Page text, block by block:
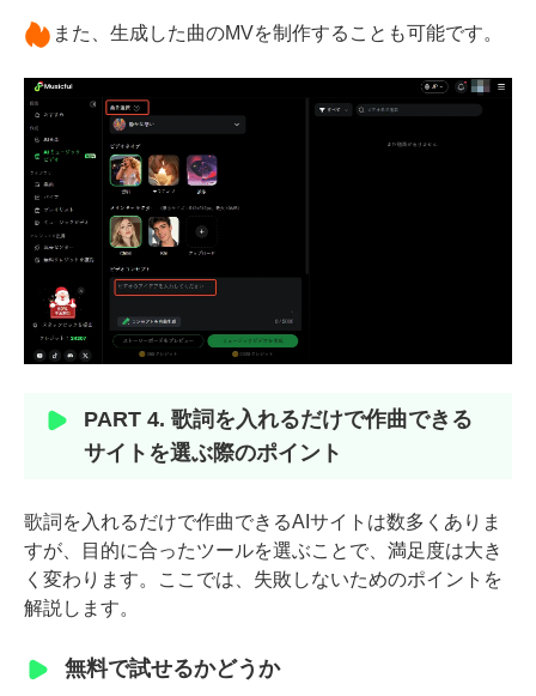
また、生成した曲のMVを制作することも可能です。
PART 4. 歌詞を入れるだけで作曲できる
サイトを選ぶ際のポイント
歌詞を入れるだけで作曲できるAIサイトは数多くありま
すが、目的に合ったツールを選ぶことで、満足度は大き
く変わります。ここでは、失敗しないためのポイントを
解説します。
無料で試せるかどうか